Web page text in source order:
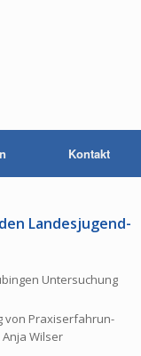
Kontakt
Lan­des­ju­gend­
Untersuchung
von Pra­xis­er­fah­run­
Wilser